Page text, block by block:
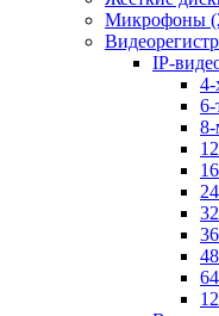
Микрофоны
IP-
4-
6-